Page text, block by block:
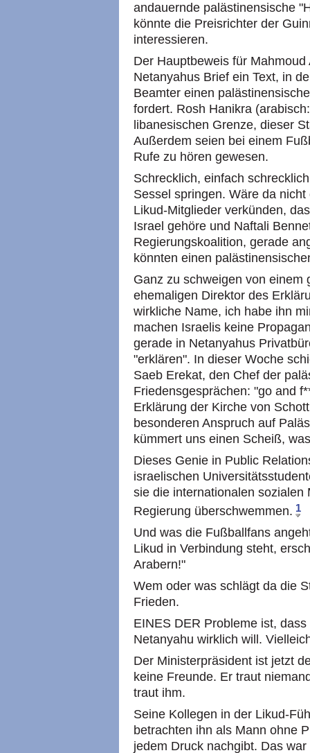
andauernde palästinensische
könnte die Preisrichter der
interessieren.
Der Hauptbeweis für Mahmoud
Netanyahus Brief ein Text, in
Beamter einen
fordert. Rosh Hanikra
libanesischen Grenze, dieser
Außerdem seien bei einem
Rufe zu hören gewesen.
Schrecklich, einfach
Sessel springen. Wäre da
Likud-Mitglieder verkünden,
Israel gehöre und Naftali
Regierungskoalition, gerade
könnten einen
Ganz zu schweigen von einem
ehemaligen Direktor des
wirkliche Name, ich habe ihn
machen Israelis keine
gerade in Netanyahus
"erklären". In dieser Woche
Saeb Erekat, den Chef der
Friedensgesprächen: "go and
Erklärung der Kirche von
besonderen Anspruch auf
kümmert uns einen Scheiß,
Dieses Genie in Public
israelischen
sie die internationalen sozialen
Regierung überschwemmen. 1
Und was die Fußballfans
Likud in Verbindung steht,
Arabern!"
Wem oder was schlägt da die
Frieden.
EINES DER Probleme ist,
Netanyahu wirklich will.
Der Ministerpräsident ist jetzt
keine Freunde. Er traut
traut ihm.
Seine Kollegen in der Likud-
betrachten ihn als Mann ohne
jedem Druck nachgibt. Das